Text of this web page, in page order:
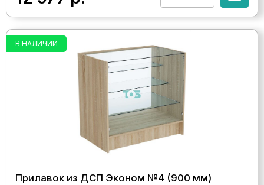
В НАЛИЧИИ
Прилавок из ДСП Эконом №4 (900 мм)